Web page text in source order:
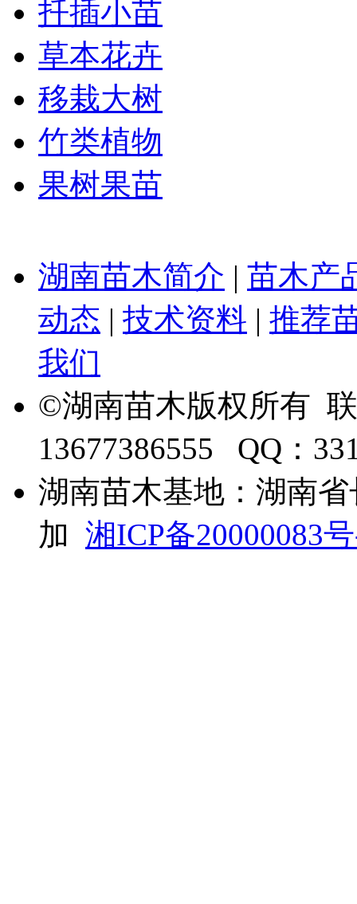
扦插小苗
草本花卉
移栽大树
竹类植物
果树果苗
湖南苗木简介 | 苗木产
动态 | 技术资料 | 推荐
我们
©湖南苗木版权所有
13677386555 QQ：
湖南苗木基地：湖南
加 湘ICP备20000083